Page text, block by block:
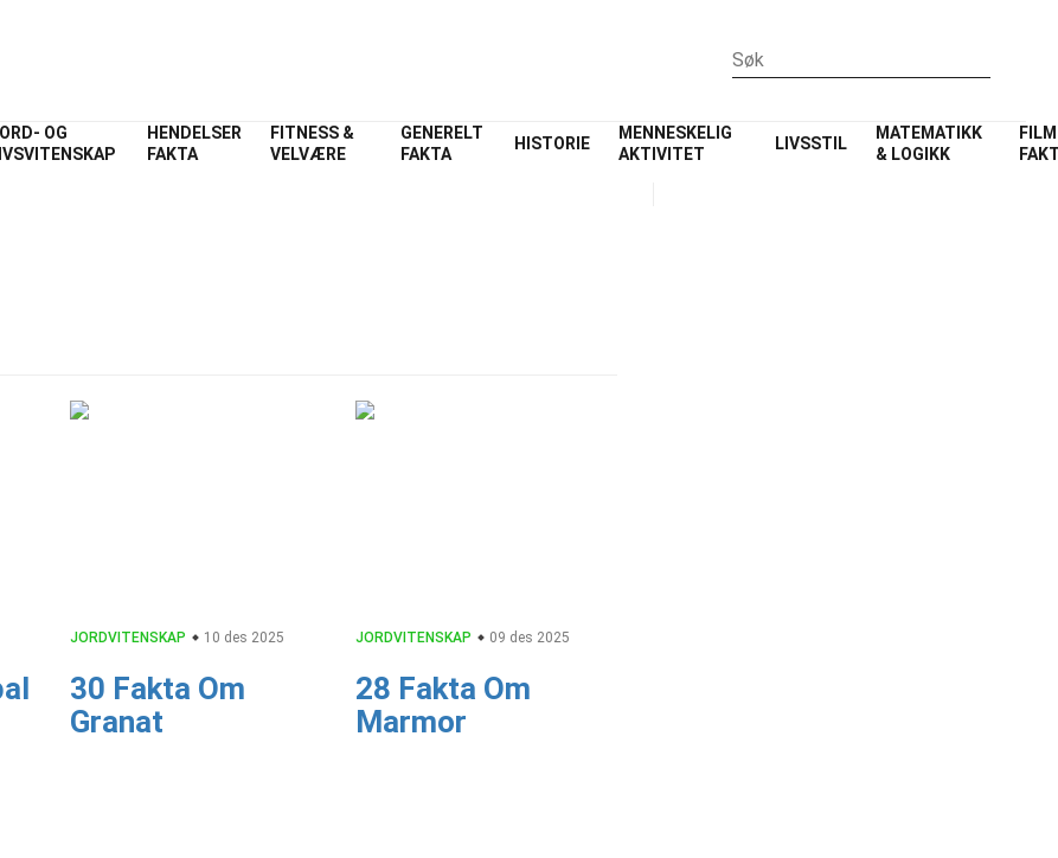
OG
HENDELSER
FAKTA
FITNESS &
VELVÆRE
GENERELT
FAKTA
HISTORIE
MENNESKELIG
AKTIVITET
LIVSSTIL
MATEMATIKK
& LOGIKK
FILM
JORDVITENSKAP 10 des 2025
30 Fakta Om
Granat
JORDVITENSKAP 09 des 2025
28 Fakta Om
Marmor